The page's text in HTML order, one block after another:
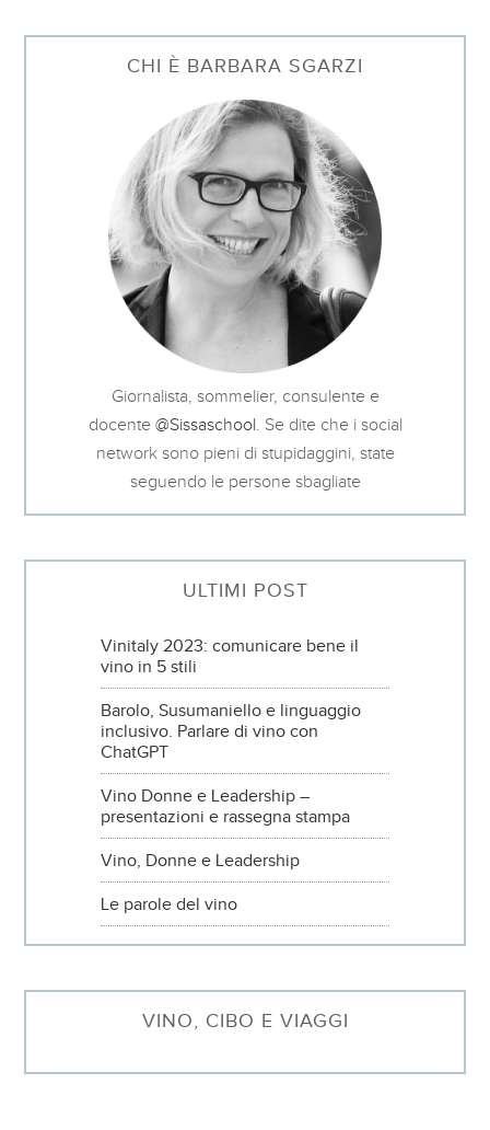
CHI È BARBARA SGARZI
Giornalista, sommelier, consulente e
docente @Sissaschool. Se dite che i social
network sono pieni di stupidaggini, state
seguendo le persone sbagliate
ULTIMI POST
Vinitaly 2023: comunicare bene il
vino in 5 stili
Barolo, Susumaniello e linguaggio
inclusivo. Parlare di vino con
ChatGPT
Vino Donne e Leadership –
presentazioni e rassegna stampa
Vino, Donne e Leadership
Le parole del vino
VINO, CIBO E VIAGGI